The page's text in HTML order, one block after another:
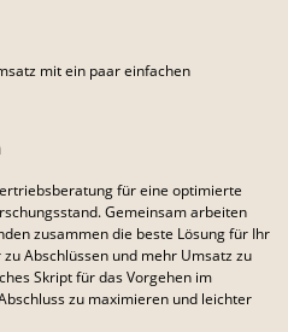
mit ein paar einfachen
für eine optimierte
Gemeinsam arbeiten
zusammen die beste Lösung für Ihr
Abschlüssen und mehr Umsatz zu
Skript für das Vorgehen im
zu maximieren und leichter